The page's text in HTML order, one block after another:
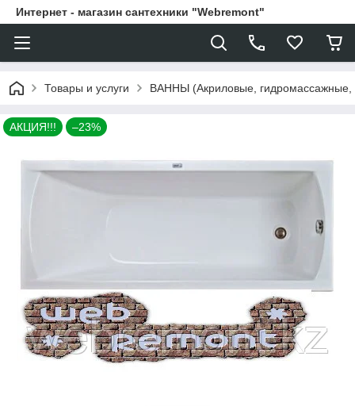
Интернет - магазин сантехники "Webremont"
Товары и услуги ВАННЫ (Акриловые,
АКЦИЯ!!! –23%